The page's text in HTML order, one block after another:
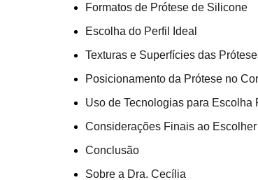
Formatos de Prótese de Silicone
Escolha do Perfil Ideal
Texturas e Superfícies das
Posicionamento da Prótese no
Uso de Tecnologias para Escolha
Considerações Finais ao
Conclusão
Sobre a Dra. Cecília